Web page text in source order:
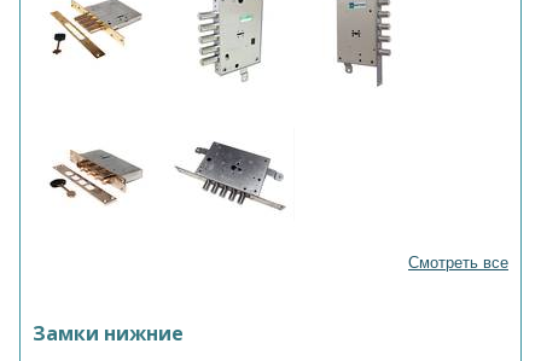
Смотреть все
Замки нижние